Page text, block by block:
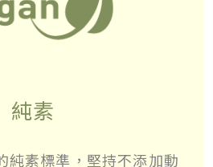
純素
純素標準，堅持不添加動